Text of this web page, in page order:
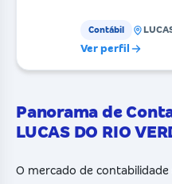
Contábil
Ver perfil
Panorama de
LUCAS DO RIO
O mercado de